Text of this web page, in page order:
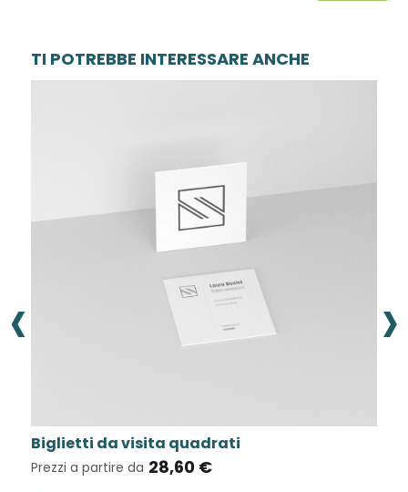
TI POTREBBE INTERESSARE ANCHE
Pieghevoli e depliant 8 ante (16
Prezzi a partire da
‹ ›